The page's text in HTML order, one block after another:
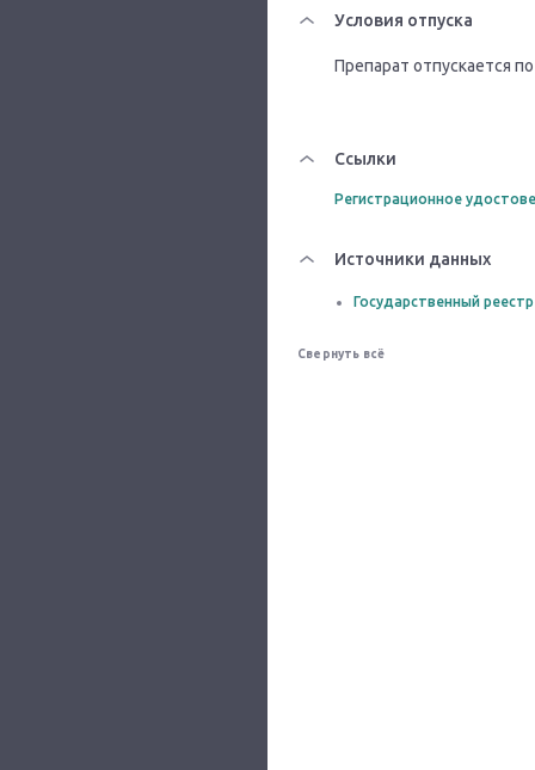
Условия отпуска
Препарат отпускается
Ссылки
Регистрационное
Источники данных
Государственный
Свернуть всё